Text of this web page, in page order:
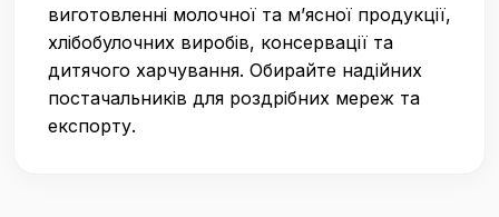
виготовленні молочної та м’ясної продукції,
хлібобулочних виробів, консервації та
дитячого харчування. Обирайте надійних
постачальників для роздрібних мереж та
експорту.